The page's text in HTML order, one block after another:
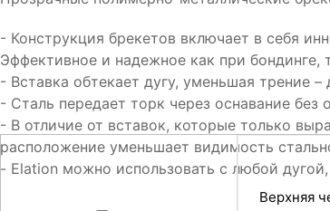
- Конструкция брекетов включает в себя
Эффективное и надежное как при бондинге,
- Вставка обтекает дугу, уменьшая трение
- Сталь передает торк через оснавание
- В отличие от вставок, которые только
расположение уменьшает видимость
- Elation можно использовать с любой
Верхняя